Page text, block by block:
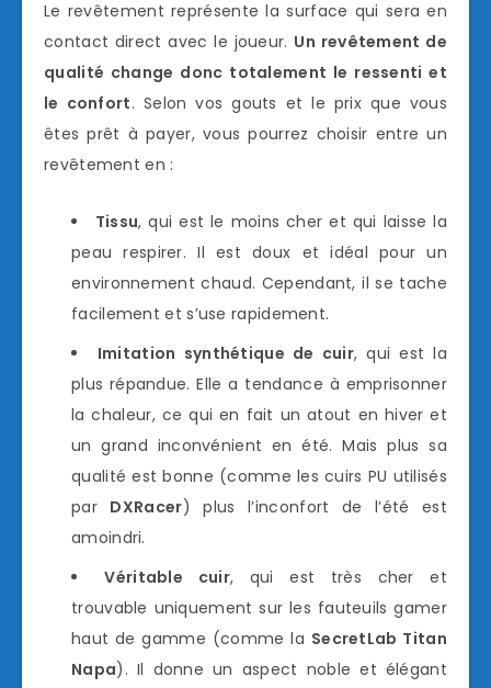
Le revêtement représente la surface qui sera en
contact direct avec le joueur. Un revêtement de
qualité change donc totalement le ressenti et
le confort. Selon vos gouts et le prix que vous
êtes prêt à payer, vous pourrez choisir entre un
revêtement en :
Tissu, qui est le moins cher et qui laisse la
peau respirer. Il est doux et idéal pour un
environnement chaud. Cependant, il se tache
facilement et s’use rapidement.
Imitation synthétique de cuir, qui est la
plus répandue. Elle a tendance à emprisonner
la chaleur, ce qui en fait un atout en hiver et
un grand inconvénient en été. Mais plus sa
qualité est bonne (comme les cuirs PU utilisés
par DXRacer) plus l’inconfort de l’été est
amoindri.
Véritable cuir, qui est très cher et
trouvable uniquement sur les fauteuils gamer
haut de gamme (comme la SecretLab Titan
Napa). Il donne un aspect noble et élégant